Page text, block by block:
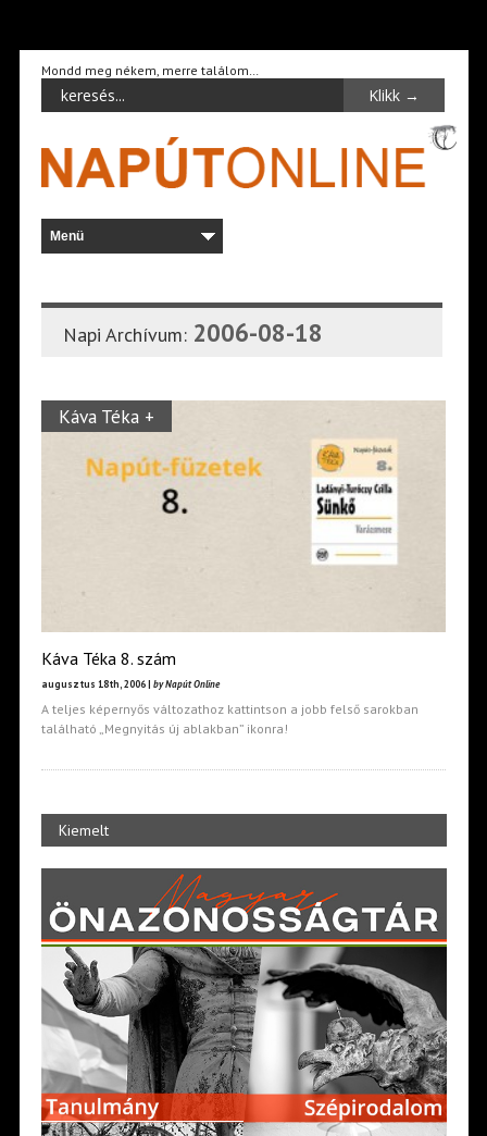
Mondd meg nékem, merre találom…
Napi Archívum: 2006-08-18
Káva Téka +
Káva Téka 8. szám
augusztus 18th, 2006 | by Napút Online
A teljes képernyős változathoz kattintson a jobb felső sarokban
található „Megnyitás új ablakban” ikonra!
Kiemelt